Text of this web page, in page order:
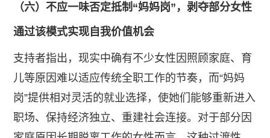
（六）不应一味否定抵制“妈妈岗”，剥夺部分女性
通过该模式实现自我价值机会
支持者指出，现实中确有不少女性因照顾家庭、育
儿等原因难以适应传统全职工作的节奏，而“妈妈
岗”提供相对灵活的就业选择，使她们能够重新进入
职场、保持经济独立、重建社会连接。对于部分因